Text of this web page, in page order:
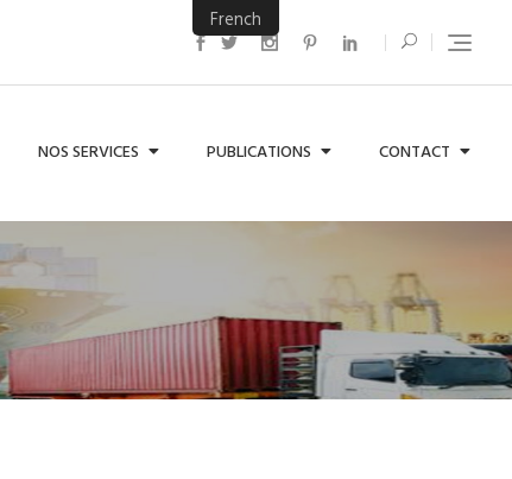
NOS SERVICES PUBLICATIONS CONTACT
French